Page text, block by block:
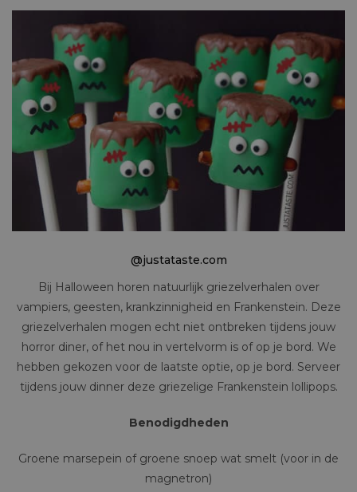
@justataste.com
Bij Halloween horen natuurlijk griezelverhalen over
vampiers, geesten, krankzinnigheid en Frankenstein. Deze
griezelverhalen mogen echt niet ontbreken tijdens jouw
horror diner, of het nou in vertelvorm is of op je bord. We
hebben gekozen voor de laatste optie, op je bord. Serveer
tijdens jouw dinner deze griezelige Frankenstein lollipops.
Benodigdheden
Groene marsepein of groene snoep wat smelt (voor in de
magnetron)